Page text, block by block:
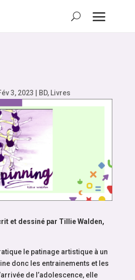
3, 2023 BD, Livres
et dessiné par Tillie Walden,
le patinage artistique à un
donc les entrainements et les
de l’adolescence, elle